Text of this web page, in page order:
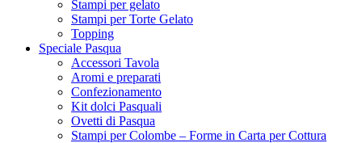
Stampi per gelato
Stampi per Torte Gelato
Topping
Speciale Pasqua
Accessori Tavola
Aromi e preparati
Confezionamento
Kit dolci Pasquali
Ovetti di Pasqua
Stampi per Colombe – Forme in Carta per Cottura